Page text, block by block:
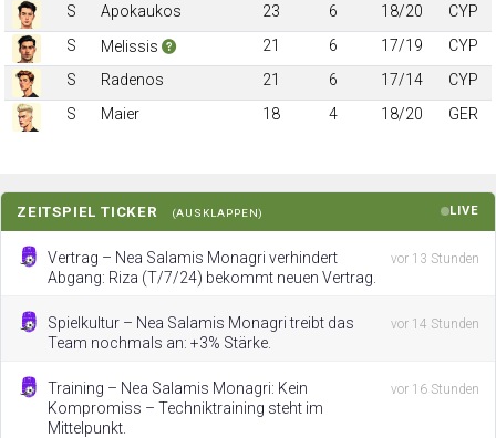
S
Apokaukos 23 6 18/20
CYP
S
Melissis 21 6 17/19
CYP
S
Radenos 21 6 17/14
CYP
S
Maier 18 4 18/20 GER
ZEITSPIEL TICKER (AUSKLAPPEN) LIVE
Vertrag – Nea Salamis Monagri verhindert
Abgang: Riza (T/7/24) bekommt neuen Vertrag.
vor 13 Stunden
Spielkultur – Nea Salamis Monagri treibt das
Team nochmals an: +3% Stärke.
vor 14 Stunden
Training – Nea Salamis Monagri: Kein
Kompromiss – Techniktraining steht im
Mittelpunkt.
vor 16 Stunden